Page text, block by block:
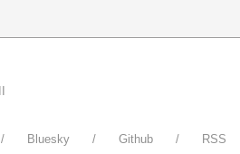
Bluesky Github RSS